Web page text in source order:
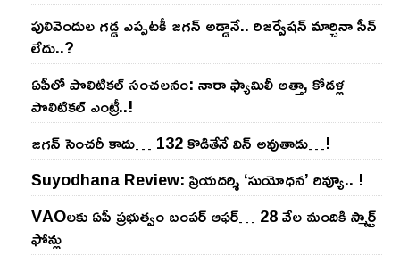
పులివెందుల గ‌డ్డ ఎప్ప‌ట‌కీ జ‌గ‌న్ అడ్డానే.. రిజ‌ర్వేష‌న్ మార్చినా సీన్
లేదు..?
ఏపీలో పొలిటిక‌ల్ సంచ‌ల‌నం: నారా ఫ్యామిలీ అత్తా, కోడ‌ళ్ల
పొలిటికల్ ఎంట్రీ..!
జ‌గ‌న్ సెంచ‌రీ కాదు… 132 కొడితేనే విన్ అవుతాడు…!
Suyodhana Review: ప్రియదర్శి ‘సుయోధన’ రివ్యూ.. !
VAOల‌కు ఏపీ ప్ర‌భుత్వం బంప‌ర్ ఆఫ‌ర్‌… 28 వేల మందికి స్మార్ట్
ఫోన్లు